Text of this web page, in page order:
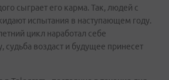
сыграет его карма. Так, людей с
испытания в наступающем году.
цикл наработал себе
воздаст и будущее принесет